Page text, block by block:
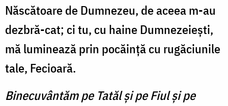
Născătoare de Dumnezeu, de aceea m-au
dezbră-cat; ci tu, cu haine Dumnezeieşti,
mă luminează prin pocăinţă cu rugăciunile
tale, Fecioară.
Binecuvântăm pe Tatăl şi pe Fiul şi pe